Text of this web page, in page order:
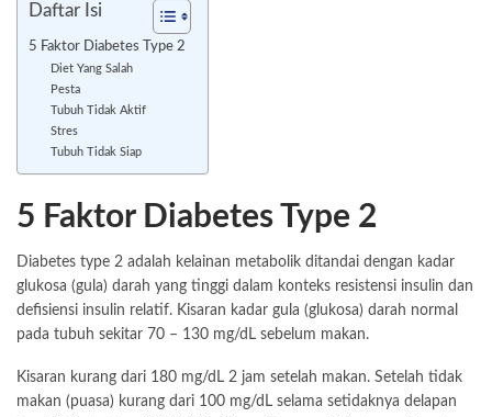
Daftar Isi
5 Faktor Diabetes Type 2
Diet Yang Salah
Pesta
Tubuh Tidak Aktif
Stres
Tubuh Tidak Siap
5 Faktor Diabetes Type 2
Diabetes type 2 adalah kelainan metabolik ditandai dengan kadar
glukosa (gula) darah yang tinggi dalam konteks resistensi insulin dan
defisiensi insulin relatif. Kisaran kadar gula (glukosa) darah normal
pada tubuh sekitar 70 – 130 mg/dL sebelum makan.
Kisaran kurang dari 180 mg/dL 2 jam setelah makan. Setelah tidak
makan (puasa) kurang dari 100 mg/dL selama setidaknya delapan